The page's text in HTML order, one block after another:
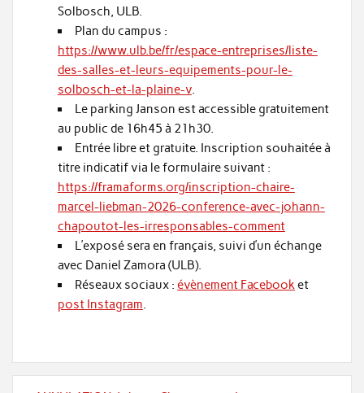
Solbosch, ULB.
Plan du campus :
https://www.ulb.be/fr/espace-entreprises/liste-
des-salles-et-leurs-equipements-pour-le-
solbosch-et-la-plaine-v.
Le parking Janson est accessible gratuitement
au public de 16h45 à 21h30.
Entrée libre et gratuite. Inscription souhaitée à
titre indicatif via le formulaire suivant :
https://framaforms.org/inscription-chaire-
marcel-liebman-2026-conference-avec-johann-
chapoutot-les-irresponsables-comment
L’exposé sera en français, suivi d’un échange
avec Daniel Zamora (ULB).
Réseaux sociaux :évènement Facebooket
post Instagram.